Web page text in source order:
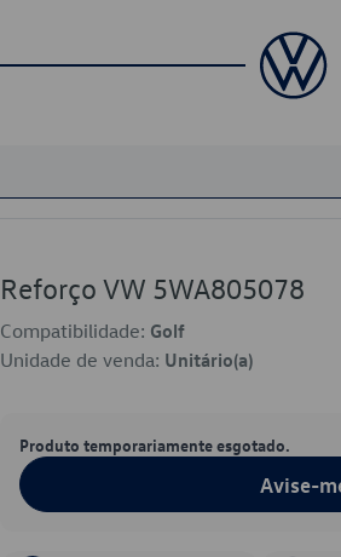
Reforço VW 5WA805078
Compatibilidade: Golf
Unidade de venda: Unitário(a)
Produto temporariamente esgotado.
Avise-